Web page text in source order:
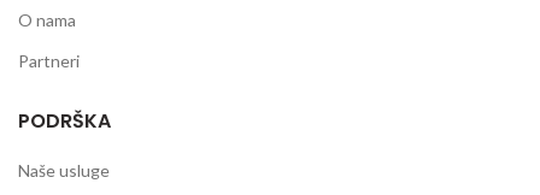
O nama
Partneri
PODRŠKA
Naše usluge